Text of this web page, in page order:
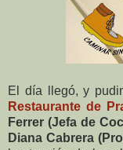
El día llegó, y
Restaurante de
Ferrer (Jefa de
Diana Cabrera